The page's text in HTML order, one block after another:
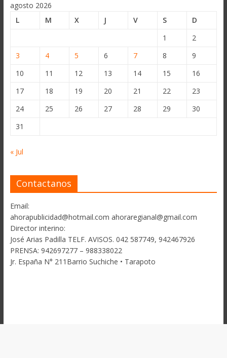
agosto 2026
L
M X J V S
D
1
2
3
4 5 6 7 8
9
10
11 12 13 14 15
16
17
18 19 20 21 22
23
24
25 26 27 28 29
30
31
« Jul
Contactanos
Email:
ahorapublicidad@hotmail.com ahoraregianal@gmail.com
Director interino:
José Arias Padilla TELF. AVISOS. 042 587749, 942467926
PRENSA: 942697277 – 988338022
Jr. España N° 211Barrio Suchiche • Tarapoto